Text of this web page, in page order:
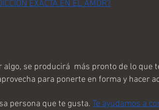
EXACTA EN EL AMOR?
algo, se producirá  más pronto de lo que
para ponerte en forma y hacer
persona que te gusta. Te ayudamos a